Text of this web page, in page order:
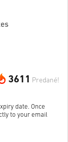
3611 Predané!
date. Once
to your email